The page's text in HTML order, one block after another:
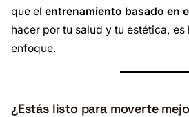
que el entrenamiento basado en
hacer por tu salud y tu estética,
enfoque.
¿Estás listo para moverte